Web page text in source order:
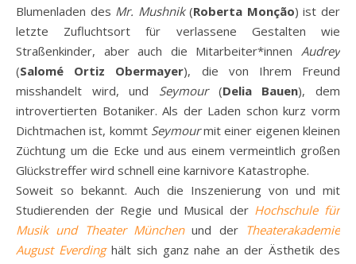
Blumenladen des Mr. Mushnik(Roberta Monção) ist der
letzte Zufluchtsort für verlassene Gestalten wie
Straßenkinder, aber auch die Mitarbeiter*innen Audrey
(Salomé Ortiz Obermayer), die von Ihrem Freund
misshandelt wird, und Seymour(Delia Bauen), dem
introvertierten Botaniker. Als der Laden schon kurz vorm
Dichtmachen ist, kommt Seymourmit einer eigenen kleinen
Züchtung um die Ecke und aus einem vermeintlich großen
Glückstreffer wird schnell eine karnivore Katastrophe.
Soweit so bekannt. Auch die Inszenierung von und mit
Studierenden der Regie und Musical der Hochschule für
Musik und Theater Münchenund der Theaterakademie
August Everding hält sich ganz nahe an der Ästhetik des